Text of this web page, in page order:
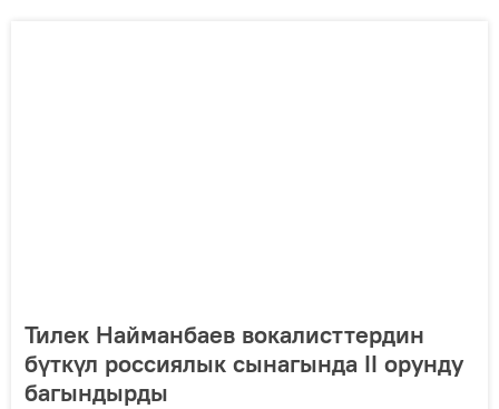
Тилек Найманбаев вокалисттердин
бүткүл россиялык сынагында II орунду
багындырды